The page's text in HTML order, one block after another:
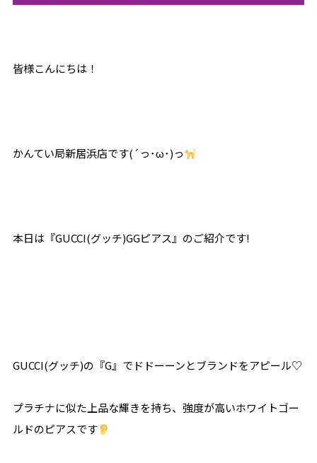
皆様こんにちは！
かんてい局新居浜店です(´っ･ω･)っ
本日は『GUCCI(グッチ)GGピアス』のご紹介です!
GUCCI(グッチ)の『G』でドドーーンとブランドをアピール♡
プラチナに似た上品な輝きを持ち、強度が高いホワイトゴー
ルドのピアスです